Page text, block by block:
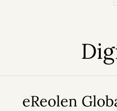
eReolen